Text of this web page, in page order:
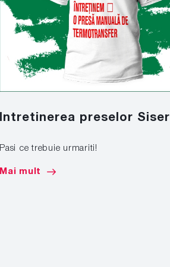
Intretinerea preselor Siser
Pasi ce trebuie urmariti!
Mai mult